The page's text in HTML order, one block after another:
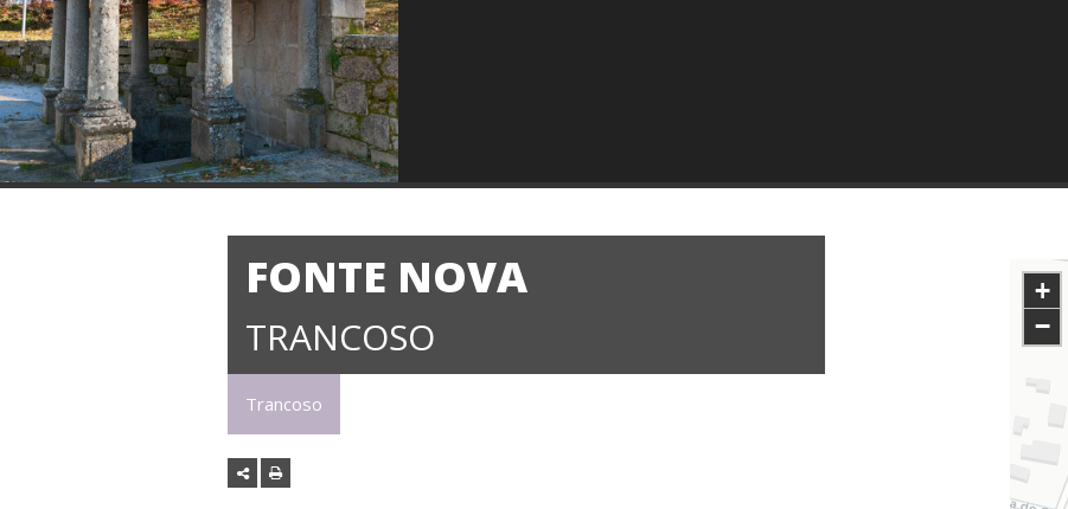
FONTE NOVA
TRANCOSO
Trancoso
+
−